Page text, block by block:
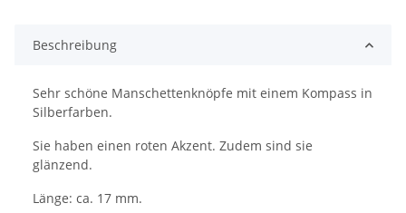
Beschreibung
Sehr schöne Manschettenknöpfe mit einem Kompass in
Silberfarben.
Sie haben einen roten Akzent. Zudem sind sie
glänzend.
Länge: ca. 17 mm.